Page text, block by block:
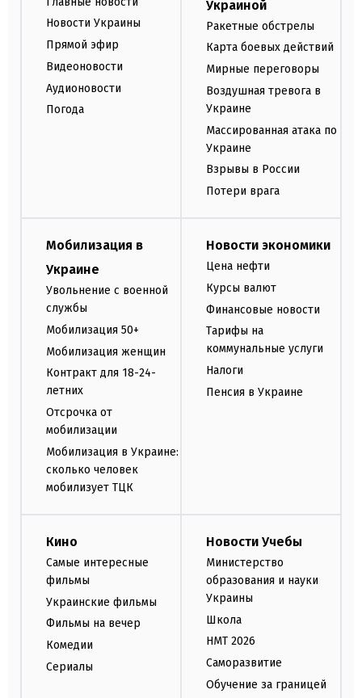
Новости Украины
Прямой эфир
Видеоновости
Аудионовости
Погода
Украиной
Ракетные обстрелы
Карта боевых действий
Мирные переговоры
Воздушная тревога в
Украине
Массированная атака по
Украине
Взрывы в России
Потери врага
Мобилизация в
Украине
Увольнение с военной
службы
Мобилизация 50+
Мобилизация женщин
Контракт для 18-24-
летних
Отсрочка от
мобилизации
Мобилизация в Украине:
сколько человек
мобилизует ТЦК
Новости экономики
Цена нефти
Курсы валют
Финансовые новости
Тарифы на
коммунальные услуги
Налоги
Пенсия в Украине
Кино
Самые интересные
фильмы
Украинские фильмы
Фильмы на вечер
Комедии
Сериалы
Новости Учебы
Министерство
образования и науки
Украины
Школа
НМТ 2026
Саморазвитие
Обучение за границей